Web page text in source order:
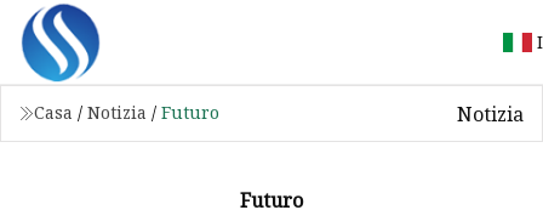
Casa / Notizia / Futuro Notizia
Futuro